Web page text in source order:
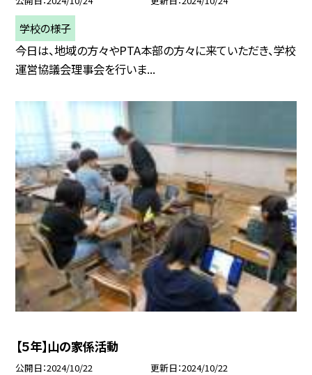
学校の様子
今日は、地域の方々やPTA本部の方々に来ていただき、学校
運営協議会理事会を行いま...
【５年】山の家係活動
公開日 2024/10/22 更新日 2024/10/22